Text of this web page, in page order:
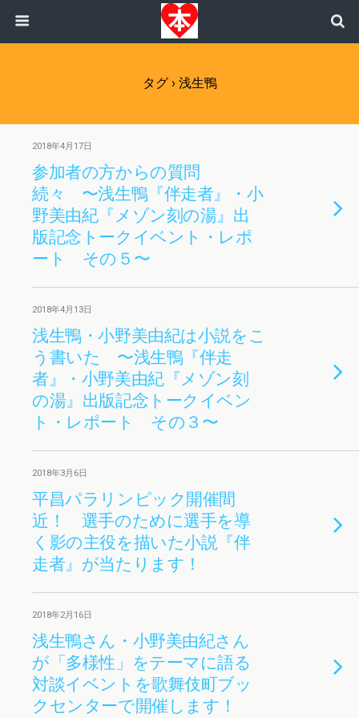
タグ › 浅生鴨
2018年4月17日
参加者の方からの質問
続々 〜浅生鴨『伴走者』・小
野美由紀『メゾン刻の湯』出
版記念トークイベント・レポ
ート その５〜
2018年4月13日
浅生鴨・小野美由紀は小説をこ
う書いた 〜浅生鴨『伴走
者』・小野美由紀『メゾン刻
の湯』出版記念トークイベン
ト・レポート その３〜
2018年3月6日
平昌パラリンピック開催間
近！ 選手のために選手を導
く影の主役を描いた小説『伴
走者』が当たります！
2018年2月16日
浅生鴨さん・小野美由紀さん
が「多様性」をテーマに語る
対談イベントを歌舞伎町ブッ
クセンターで開催します！